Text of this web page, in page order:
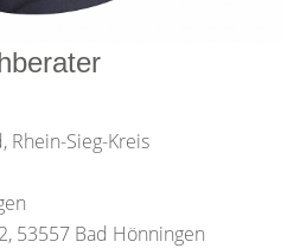
Rhein-Sieg-Kreis
53557 Bad Hönningen